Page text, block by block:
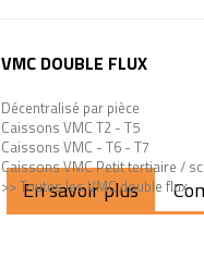
VMC DOUBLE FLUX
Décentralisé par pièce
Caissons VMC T2 - T5
Caissons VMC - T6 - T7
Caissons VMC Petit tertiaire /
>> Toutes les VMC double flux
En savoir plus